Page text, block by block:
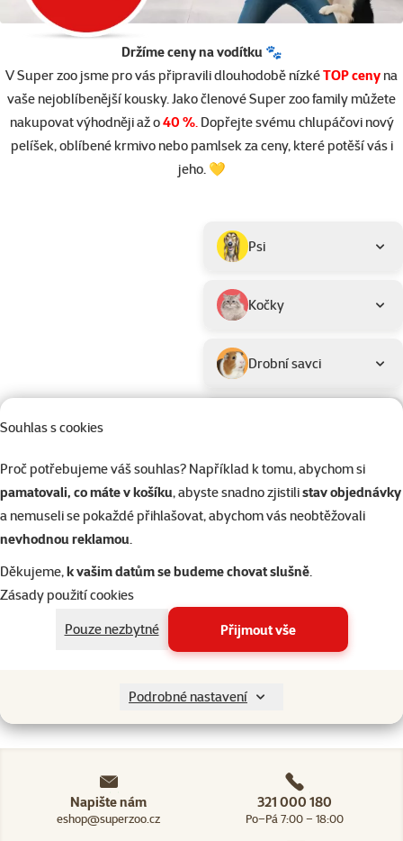
Souhlas s cookies
Proč potřebujeme váš souhlas? Například k tomu, abychom si
pamatovali, co máte v košíku, abyste snadno zjistilistav objednávky
a nemuseli se pokaždé přihlašovat, abychom vás neobtěžovali
nevhodnou reklamou.
Děkujeme,k vašim datům se budeme chovat slušně.
Zásady použití cookies
Pouze nezbytné
Přijmout vše
Podrobné nastavení
Držíme ceny na vodítku 🐾
V Super zoo jsme pro vás připravili dlouhodobě nízkéTOP ceny na
vaše nejoblíbenější kousky. Jako členové Super zoo family můžete
nakupovat výhodněji až o40 %.Dopřejte svému chlupáčovi nový
pelíšek, oblíbené krmivo nebo pamlsek za ceny, které potěší vás i
jeho. 💛
Podkategorie
Psi
Kočky
Drobní savci
Akvaristika
Filtrovat
Značky
Nenalezeny žádné produkty
Napište nám
eshop@superzoo.cz
321 000 180
Po–Pá 7:00 – 18:00